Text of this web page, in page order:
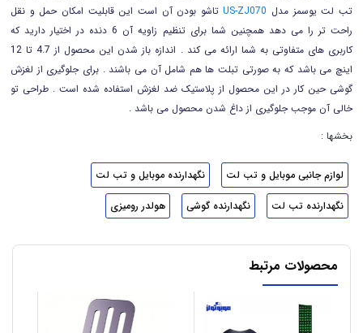
تب لت یوسمز مدل US-ZJ070تاشو بودن آن است این قابلیت امکان حمل و نقل
راحت تر را می دهد همچنین شما برای تنظیم زاویه آن 6 دنده در اختیار دارید که
کاربری های متفاوتی به شما ارائه می کند . اندازه باز شدن این محصول از
4.7 تا 12
اینچ می باشد که به صورتی تبلت ها هم شامل آن می باشند . برای جلوگیری از لغزش
گوشی حین کار در این محصول از پلاستیک ضد لغزش استفاده شده است . طراحی تو
خالی آن موجب جلوگیری از داغ شدن محصول می باشد .
بخشها :
لوازم جانبی موبایل و تب لت
نگهدارنده موبایل و تب لت
نگهدارنده تب لت
نگهدارنده گوشی هولدر رومیزی
محصولات مرتبط